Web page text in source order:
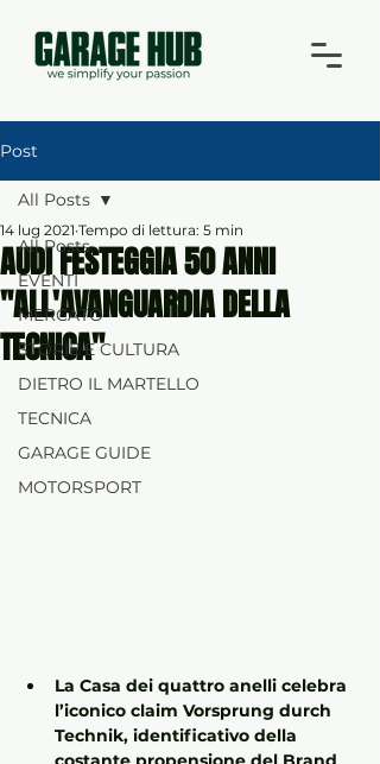
Post
All Posts
EVENTI
MERCATO
STORIE E CULTURA
DIETRO IL MARTELLO
TECNICA
GARAGE GUIDE
MOTORSPORT
All Posts
AUDI FESTEGGIA 50 ANNI
"ALL'AVANGUARDIA DELLA
TECNICA"
14 lug 2021 Tempo di lettura: 5 min
La Casa dei quattro anelli celebra
l’iconico claim Vorsprung durch
Technik, identificativo della